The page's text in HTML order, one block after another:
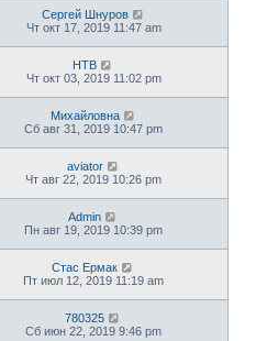
Сергей Шнуров
Чт окт 17, 2019 11:47 am
НТВ
Чт окт 03, 2019 11:02 pm
Михайловна
Сб авг 31, 2019 10:47 pm
aviator
Чт авг 22, 2019 10:26 pm
Admin
Пн авг 19, 2019 10:39 pm
Стас Ермак
Пт июл 12, 2019 11:19 am
780325
Сб июн 22, 2019 9:46 pm